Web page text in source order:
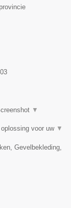
▼
voor uw ▼
Gevelbekleding,